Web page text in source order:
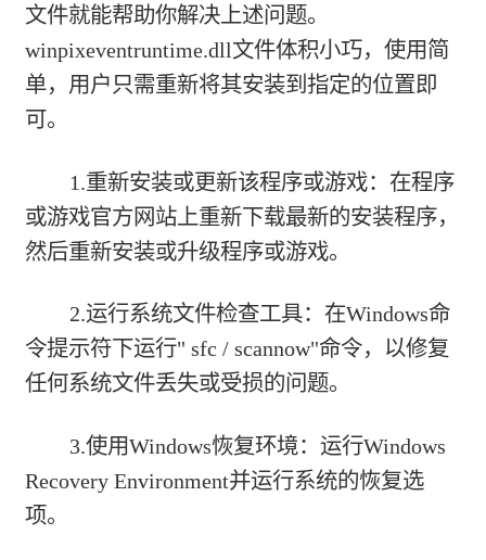
文件就能帮助你解决上述问题。
winpixeventruntime.dll文件体积小巧，使用简
单，用户只需重新将其安装到指定的位置即
可。
1.重新安装或更新该程序或游戏：在程序
或游戏官方网站上重新下载最新的安装程序，
然后重新安装或升级程序或游戏。
2.运行系统文件检查工具：在Windows命
令提示符下运行" sfc / scannow"命令，以修复
任何系统文件丢失或受损的问题。
3.使用Windows恢复环境：运行Windows
Recovery Environment并运行系统的恢复选
项。